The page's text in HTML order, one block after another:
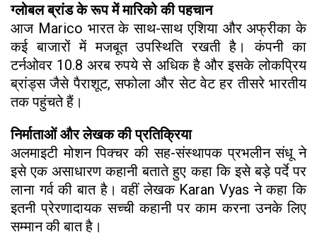
ग्लोबल ब्रांड के रूप में मारिको की पहचान
आज Marico भारत के साथ-साथ एशिया और अफ्रीका के
कई बाजारों में मजबूत उपस्थिति रखती है। कंपनी का
टर्नओवर 10.8 अरब रुपये से अधिक है और इसके लोकप्रिय
ब्रांड्स जैसे पैराशूट, सफोला और सेट वेट हर तीसरे भारतीय
तक पहुंचते हैं।
निर्माताओं और लेखक की प्रतिक्रिया
अलमाइटी मोशन पिक्चर की सह-संस्थापक प्रभलीन संधू ने
इसे एक असाधारण कहानी बताते हुए कहा कि इसे बड़े पर्दे पर
लाना गर्व की बात है। वहीं लेखक Karan Vyas ने कहा कि
इतनी प्रेरणादायक सच्ची कहानी पर काम करना उनके लिए
सम्मान की बात है।